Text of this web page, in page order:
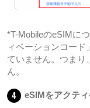
*T-MobileのeSIMに
ィベーションコー
ていません。つまり
ん。
4 eSIMをアクティ